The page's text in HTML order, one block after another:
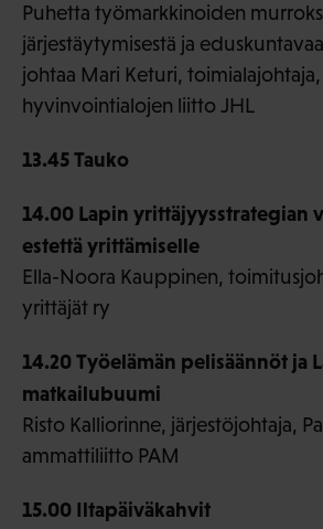
Puhetta työmarkkinoiden
järjestäytymisestä ja
johtaa Mari Keturi,
hyvinvointialojen liitto JHL
13.45 Tauko
14.00 Lapin yrittäjyysstrategian
estettä yrittämiselle
Ella-Noora Kauppinen,
yrittäjät ry
14.20 Työelämän pelisäännöt ja
matkailubuumi
Risto Kalliorinne, järjestöjohtaja,
ammattiliitto PAM
15.00 Iltapäiväkahvit